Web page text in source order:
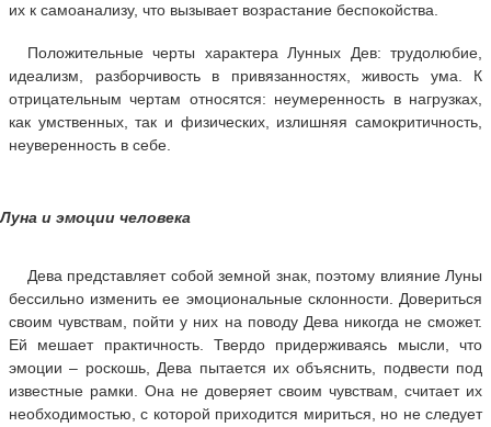
их к самоанализу, что вызывает возрастание беспокойства.
Положительные черты характера Лунных Дев: трудолюбие,
идеализм, разборчивость в привязанностях, живость ума. К
отрицательным чертам относятся: неумеренность в нагрузках,
как умственных, так и физических, излишняя самокритичность,
неуверенность в себе.
Луна и эмоции человека
Дева представляет собой земной знак, поэтому влияние Луны
бессильно изменить ее эмоциональные склонности. Довериться
своим чувствам, пойти у них на поводу Дева никогда не сможет.
Ей мешает практичность. Твердо придерживаясь мысли, что
эмоции – роскошь, Дева пытается их объяснить, подвести под
известные рамки. Она не доверяет своим чувствам, считает их
необходимостью, с которой приходится мириться, но не следует